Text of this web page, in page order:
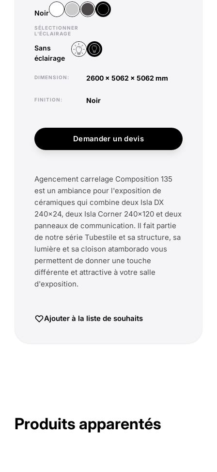
Noir
BlancArgentAnthracite
Noir
SÉLECTIONNER
L'ÉCLAIRAGE
Sans
éclairage
Avec éclairage
Sans éclairage
DIMENSION 2600 x 5062 x 5062 mm
FINITION noir
Demander un devis
Agencement carrelage Composition 135
est un ambiance pour l'exposition de
céramiques qui combine deux Isla DX
240x24, deux Isla Corner 240x120 et deux
panneaux de communication. Il fait partie
de notre série Tubestile et sa structure, sa
lumière et sa cloison atamborado vous
permettent de donner une touche
différente et attractive à votre salle
d'exposition.
Ajouter à la liste de souhaits
Produits apparentés